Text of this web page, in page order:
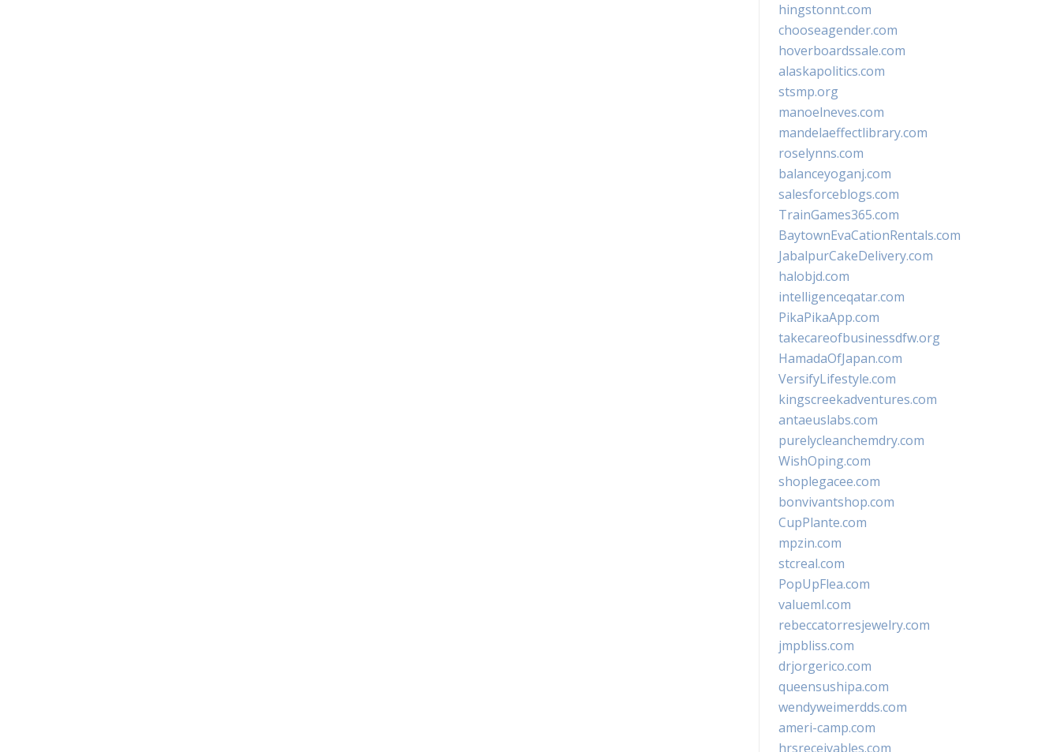
hingstonnt.com
chooseagender.com
hoverboardssale.com
alaskapolitics.com
stsmp.org
manoelneves.com
mandelaeffectlibrary.com
roselynns.com
balanceyoganj.com
salesforceblogs.com
TrainGames365.com
BaytownEvaCationRentals.com
JabalpurCakeDelivery.com
halobjd.com
intelligenceqatar.com
PikaPikaApp.com
takecareofbusinessdfw.org
HamadaOfJapan.com
VersifyLifestyle.com
kingscreekadventures.com
antaeuslabs.com
purelycleanchemdry.com
WishOping.com
shoplegacee.com
bonvivantshop.com
CupPlante.com
mpzin.com
stcreal.com
PopUpFlea.com
valueml.com
rebeccatorresjewelry.com
jmpbliss.com
drjorgerico.com
queensushipa.com
wendyweimerdds.com
ameri-camp.com
hrsreceivables.com